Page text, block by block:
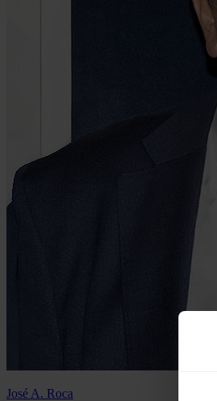
José A. Roca